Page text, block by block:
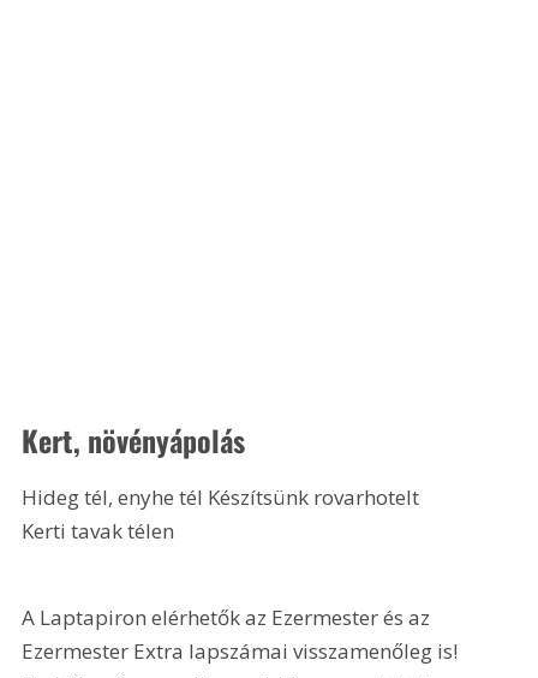
Kert, növényápolás
Hideg tél, enyhe tél Készítsünk rovarhotelt
Kerti tavak télen
A Laptapiron elérhetők az Ezermester és az
Ezermester Extra lapszámai visszamenőleg is!